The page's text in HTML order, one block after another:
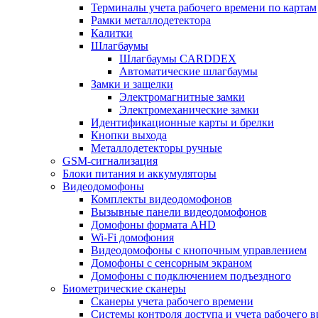
Терминалы учета рабочего времени по картам
Рамки металлодетектора
Калитки
Шлагбаумы
Шлагбаумы CARDDEX
Автоматические шлагбаумы
Замки и защелки
Электромагнитные замки
Электромеханические замки
Идентификационные карты и брелки
Кнопки выхода
Металлодетекторы ручные
GSM-сигнализация
Блоки питания и аккумуляторы
Видеодомофоны
Комплекты видеодомофонов
Вызывные панели видеодомофонов
Домофоны формата AHD
Wi-Fi домофония
Видеодомофоны с кнопочным управлением
Домофоны с сенсорным экраном
Домофоны с подключением подъездного
Биометрические сканеры
Сканеры учета рабочего времени
Системы контроля доступа и учета рабочего